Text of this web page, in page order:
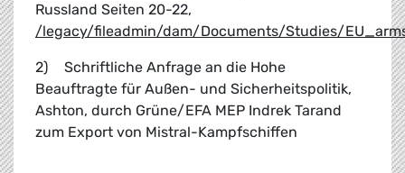
Russland Seiten 20-22,
/legacy/fileadmin/dam/Documents/Studies/
2)
Schriftliche Anfrage an die Hohe
Beauftragte für Außen- und Sicherheitspolitik,
Ashton, durch Grüne/EFA MEP Indrek Tarand
zum Export von Mistral-Kampfschiffen